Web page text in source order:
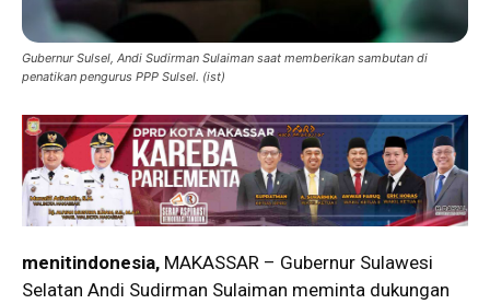
Gubernur Sulsel, Andi Sudirman Sulaiman saat memberikan sambutan di
penatikan pengurus PPP Sulsel. (ist)
menitindonesia, MAKASSAR – Gubernur Sulawesi
Selatan Andi Sudirman Sulaiman meminta dukungan